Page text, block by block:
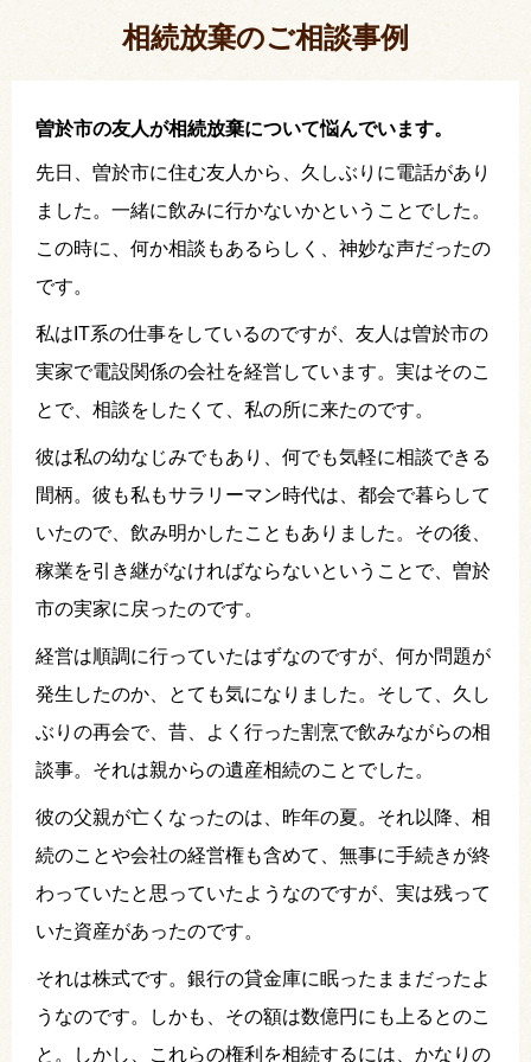
相続放棄のご相談事例
曽於市の友人が相続放棄について悩んでいます。
先日、曽於市に住む友人から、久しぶりに電話があり
ました。一緒に飲みに行かないかということでした。
この時に、何か相談もあるらしく、神妙な声だったの
です。
私はIT系の仕事をしているのですが、友人は曽於市の
実家で電設関係の会社を経営しています。実はそのこ
とで、相談をしたくて、私の所に来たのです。
彼は私の幼なじみでもあり、何でも気軽に相談できる
間柄。彼も私もサラリーマン時代は、都会で暮らして
いたので、飲み明かしたこともありました。その後、
稼業を引き継がなければならないということで、曽於
市の実家に戻ったのです。
経営は順調に行っていたはずなのですが、何か問題が
発生したのか、とても気になりました。そして、久し
ぶりの再会で、昔、よく行った割烹で飲みながらの相
談事。それは親からの遺産相続のことでした。
彼の父親が亡くなったのは、昨年の夏。それ以降、相
続のことや会社の経営権も含めて、無事に手続きが終
わっていたと思っていたようなのですが、実は残って
いた資産があったのです。
それは株式です。銀行の貸金庫に眠ったままだったよ
うなのです。しかも、その額は数億円にも上るとのこ
と。しかし、これらの権利を相続するには、かなりの